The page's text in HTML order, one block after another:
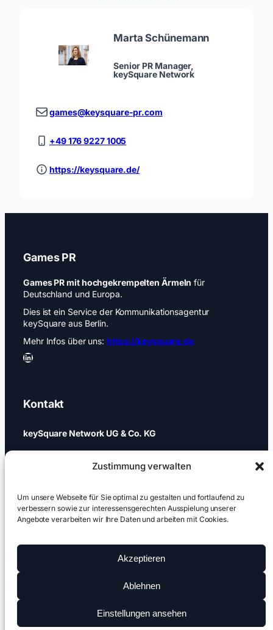
Zustimmung verwalten
Um unsere Webseite für Sie optimal zu gestalten und fortlaufend zu
verbessern sowie zur interessensgerechten Ausspielung unserer
Angebote verarbeiten wir Ihre Daten und arbeiten mit Cookies.
Akzeptieren
Ablehnen
Einstellungen ansehen
Marta Schünemann
Senior PR Manager,
keySquare Network
games@keysquare-pr.com
+49 176 9227 1005
https://keysquare.de/
Games PR
Games PR mit hochgekrempelten Ärmeln für
Deutschland und Europa.
Dies ist ein Service der Kommunikationsagentur
keySquare aus Berlin.
Mehr Infos über uns: https://keysquare.de
LinkedIn
Kontakt
keySquare Network UG & Co. KG
+49 (0)30 437 344 88
games@keysquare-pr.com